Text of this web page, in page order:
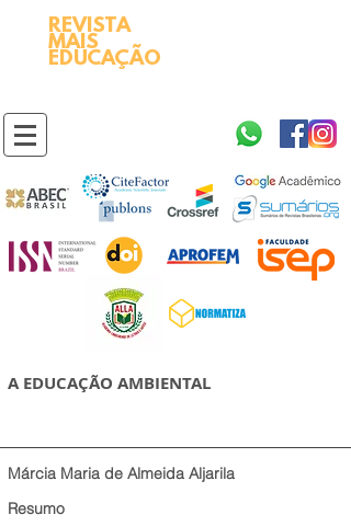
REVISTA
MAIS
EDUCAÇÃO
A EDUCAÇÃO AMBIENTAL
Márcia Maria de Almeida Aljarila
Resumo